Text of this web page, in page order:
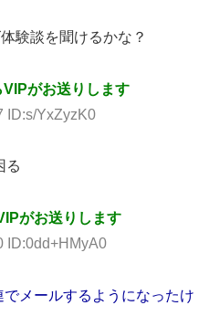
験談を聞けるかな？
がお送りします
ID:s/YxZyzK0
る
がお送りします
ID:0dd+HMyA0
メールするようになったけ